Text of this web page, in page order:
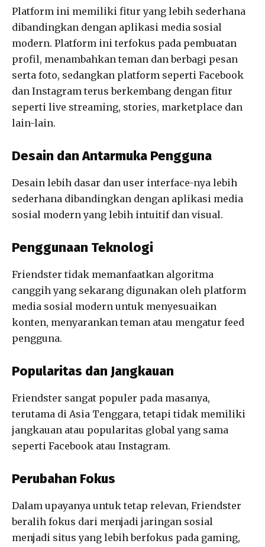
Platform ini memiliki fitur yang lebih sederhana
dibandingkan dengan aplikasi media sosial
modern. Platform ini terfokus pada pembuatan
profil, menambahkan teman dan berbagi pesan
serta foto, sedangkan platform seperti Facebook
dan Instagram terus berkembang dengan fitur
seperti live streaming, stories, marketplace dan
lain-lain.
Desain dan Antarmuka Pengguna
Desain lebih dasar dan user interface-nya lebih
sederhana dibandingkan dengan aplikasi media
sosial modern yang lebih intuitif dan visual.
Penggunaan Teknologi
Friendster tidak memanfaatkan algoritma
canggih yang sekarang digunakan oleh platform
media sosial modern untuk menyesuaikan
konten, menyarankan teman atau mengatur feed
pengguna.
Popularitas dan Jangkauan
Friendster sangat populer pada masanya,
terutama di Asia Tenggara, tetapi tidak memiliki
jangkauan atau popularitas global yang sama
seperti Facebook atau Instagram.
Perubahan Fokus
Dalam upayanya untuk tetap relevan, Friendster
beralih fokus dari menjadi jaringan sosial
menjadi situs yang lebih berfokus pada gaming,